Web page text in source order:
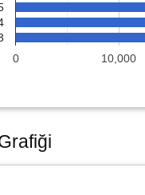
0 10,000